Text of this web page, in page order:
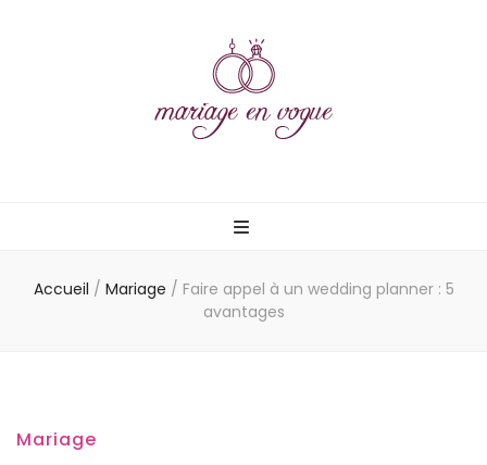
vogue
Accueil / Mariage / Faire appel à un wedding planner : 5
avantages
Mariage